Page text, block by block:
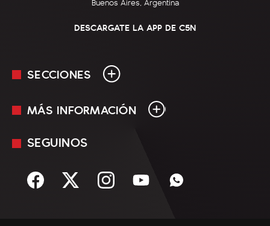
DESCARGATE LA APP DE C5N
SECCIONES
En Vivo
Sociedad
MÁS INFORMACIÓN
Mediakit
Términos y condiciones
SEGUINOS